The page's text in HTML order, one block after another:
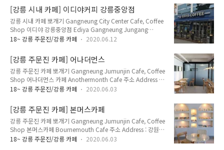
si, Gangwon-do 전화 Telephone : 033-655-5529 영업 시
간 Opening Hours : 일~금요일 Sunday~Thursday
08:00~24:00 토요일 Saturday 08:00~01:0 메뉴 및 가격
Menu with Prices : 아메리카노 Americano 3,200원 카페라떼
Cafe Latte 3,700원 카페모카 Cafe Mocha 3,900원 바닐..
[강릉 시내 카페] 이디야커피 강릉중앙점
강릉 시내 카페 뽀개기 Gangneung City Center Cafe, Coffee
Shop 이디야 강릉중앙점 Ediya Gangneung Jungang
Center Branch 주소 Address : 강원도 강릉시 금성로 58 (금학
전화 Telephone : 033-646-5133 영업 시간 Opening Hours :
매일 08:00~23:00 메뉴 및 가격 Menu with Prices : 아메리카
노 Americano 3,200원 카페라떼 Cafe Latte 3,700원 카페모
카 Cafe Mocha 3,900원 바닐라라떼 Vanilla Latte 3,900원
강릉의 중심이자 대학로, 구도심 시내에 있는 프렌차이..
18~ 강릉 주문진/강릉 카페 2020.06.12
[강릉 주문진 카페] 어나더먼스
강릉 주문진 카페 뽀개기 Gangneung Jumunjin Cafe, Coffee
Shop 어나더먼스 카페 Anothermonth Cafe 주소 Address :
강원도 강릉시 주문진읍 해안로 2011 (주문리 829-170)
Gangwon-do 영업 시간 Opening Hours : 매일 Everyday
09:00~21:00 메뉴 및 가격 Menu with Prices : 아메리카노
Americano 4,000원 카페라떼 Cafe Latte 4,500원 카페모카
Cafe Mocha 5,000원 바닐라라떼 Vanilla Latte 5,000원 아이
스티 Ice Tea 5,000원 주문진 해수욕장에 있는 카페. 1층은 어
18~ 강릉 주문진/강릉 카페 2020.06.03
[강릉 주문진 카페] 본머스카페
강릉 주문진 카페 뽀개기 Gangneung Jumunjin Cafe, Coffee
Shop 본머스카페 Bournemouth Cafe 주소 Address : 강원도
강릉시 주문진읍 해안로 1961 (주문리 791-18) 1961, Haean-
18~ 강릉 주문진/강릉 카페 2020.06.03